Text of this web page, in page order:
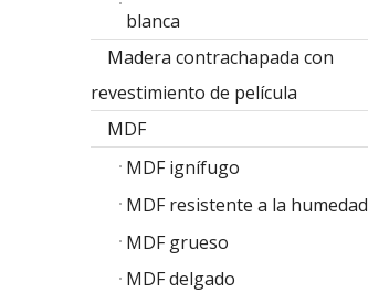
blanca
Madera contrachapada con
revestimiento de película
MDF
MDF ignífugo
MDF resistente a la humedad
MDF grueso
MDF delgado